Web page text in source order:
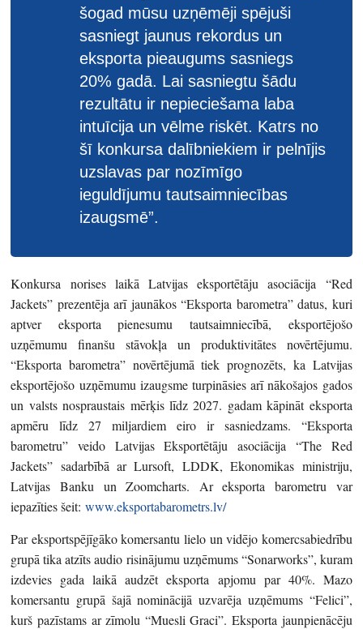
šogad mūsu uzņēmēji spējuši
sasniegt jaunus rekordus un
eksporta pieaugums sasniegs
20% gadā. Lai sasniegtu šādu
rezultātu ir nepieciešama laba
intuīcija un vēlme riskēt. Katrs no
šī konkursa dalībniekiem ir pelnījis
uzslavas par nozīmīgo
ieguldījumu tautsaimniecības
izaugsmē”.
Konkursa norises laikā Latvijas eksportētāju asociācija “Red
Jackets” prezentēja arī jaunākos “Eksporta barometra” datus, kuri
aptver eksporta pienesumu tautsaimniecībā, eksportējošo
uzņēmumu finanšu stāvokļa un produktivitātes novērtējumu.
“Eksporta barometra” novērtējumā tiek prognozēts, ka Latvijas
eksportējošo uzņēmumu izaugsme turpināsies arī nākošajos gados
un valsts nospraustais mērķis līdz 2027. gadam kāpināt eksporta
apmēru līdz 27 miljardiem eiro ir sasniedzams. “Eksporta
barometru” veido Latvijas Eksportētāju asociācija “The Red
Jackets” sadarbībā ar Lursoft, LDDK, Ekonomikas ministriju,
Latvijas Banku un Zoomcharts. Ar eksporta barometru var
iepazīties šeit:www.eksportabarometrs.lv/
Par eksportspējīgāko komersantu lielo un vidējo komercsabiedrību
grupā tika atzīts audio risinājumu uzņēmums “Sonarworks”, kuram
izdevies gada laikā audzēt eksporta apjomu par 40%. Mazo
komersantu grupā šajā nominācijā uzvarēja uzņēmums “Felici”,
kurš pazīstams ar zīmolu “Muesli Graci”. Eksporta jaunpienācēju